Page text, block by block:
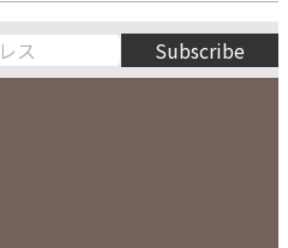
木 金 土
日
1
2
Subscribe